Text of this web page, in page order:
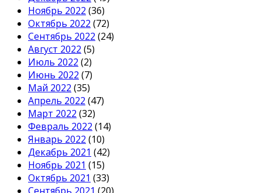
Ноябрь 2022 (36)
Октябрь 2022 (72)
Сентябрь 2022 (24)
Август 2022 (5)
Июль 2022 (2)
Июнь 2022 (7)
Май 2022 (35)
Апрель 2022 (47)
Март 2022 (32)
Февраль 2022 (14)
Январь 2022 (10)
Декабрь 2021 (42)
Ноябрь 2021 (15)
Октябрь 2021 (33)